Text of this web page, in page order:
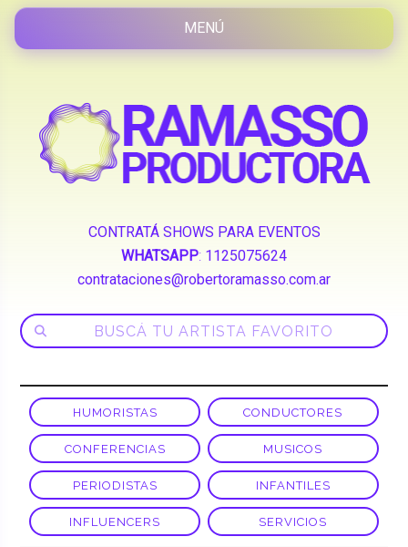
CONTRATÁ SHOWS PARA EVENTOS
WHATSAPP: 1125075624
contrataciones@robertoramasso.com.ar
HUMORISTAS CONDUCTORES
CONFERENCIAS MUSICOS
PERIODISTAS INFANTILES
INFLUENCERS SERVICIOS